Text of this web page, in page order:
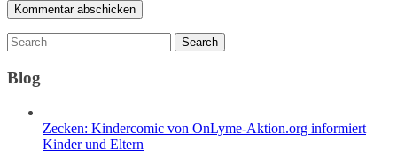
Blog
Zecken: Kindercomic von OnLyme-Aktion.org informiert
Kinder und Eltern